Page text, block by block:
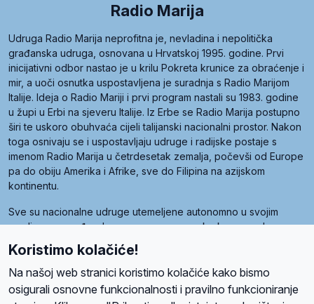
Radio Marija
Udruga Radio Marija neprofitna je, nevladina i nepolitička
građanska udruga, osnovana u Hrvatskoj 1995. godine. Prvi
inicijativni odbor nastao je u krilu Pokreta krunice za obraćenje i
mir, a uoči osnutka uspostavljena je suradnja s Radio Marijom
Italije. Ideja o Radio Mariji i prvi program nastali su 1983. godine
u župi u Erbi na sjeveru Italije. Iz Erbe se Radio Marija postupno
širi te uskoro obuhvaća cijeli talijanski nacionalni prostor. Nakon
toga osnivaju se i uspostavljaju udruge i radijske postaje s
imenom Radio Marija u četrdesetak zemalja, počevši od Europe
pa do obiju Amerika i Afrike, sve do Filipina na azijskom
kontinentu.
Sve su nacionalne udruge utemeljene autonomno u svojim
zemljama, a međusobna su povezane preko krovne udruge
pod nazivom Svjetska obitelj Radio Marije (World Family of
Radio Maria). Svjetsku obitelj utemeljilo je sedam članica, među
kojima je i hrvatska Udruga Radio Marija.
Koristimo kolačiće!
Na našoj web stranici koristimo kolačiće kako bismo
osigurali osnovne funkcionalnosti i pravilno funkcioniranje